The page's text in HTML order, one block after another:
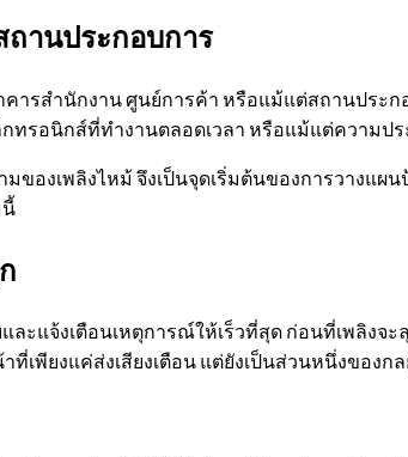
านประกอบการ
ารสำนักงาน ศูนย์การค้า หรือแม้แต่สถานประ
รอนิกส์ที่ทำงานตลอดเวลา หรือแม้แต่ความปร
ของเพลิงไหม้ จึงเป็นจุดเริ่มต้นของการวาง
นี้
ละแจ้งเตือนเหตุการณ์ให้เร็วที่สุด ก่อนที่เพลิ
เพียงแค่ส่งเสียงเตือน แต่ยังเป็นส่วนหนึ่งของ